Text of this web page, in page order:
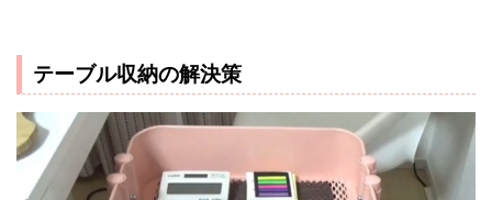
テーブル収納の解決策